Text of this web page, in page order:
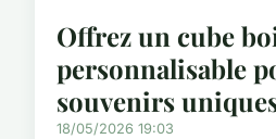
Offrez un cube
personnalisable
souvenirs
18/05/2026 19:03